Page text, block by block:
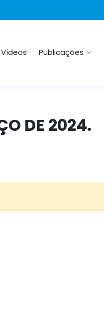
Vídeos Publicações
DE 2024.